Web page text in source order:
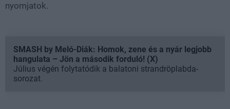
nyomjatok.
SMASH by Meló-Diák: Homok, zene és a nyár legjobb
hangulata – Jön a második forduló! (X)
Július végén folytatódik a balatoni strandröplabda-
sorozat.